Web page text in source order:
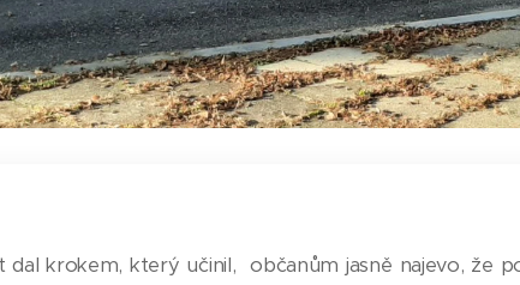
dal krokem, který učinil, občanům jasně najevo, že